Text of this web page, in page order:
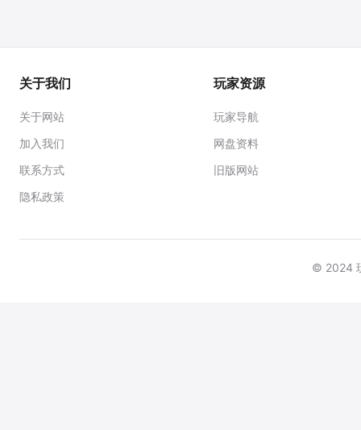
关于我们
关于网站
加入我们
联系方式
隐私政策
玩家资源
玩家导航
网盘资料
旧版网站
© 2024